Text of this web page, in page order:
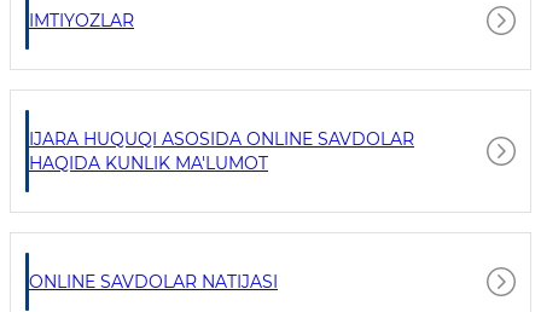
IMTIYOZLAR
IJARA HUQUQI ASOSIDA ONLINE SAVDOLAR
HAQIDA KUNLIK MA'LUMOT
ONLINE SAVDOLAR NATIJASI